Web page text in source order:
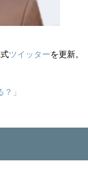
ツイッターを更新。
」